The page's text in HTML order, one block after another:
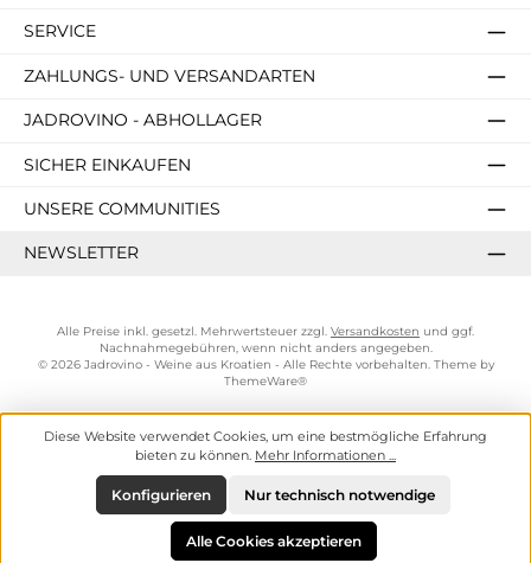
SERVICE
ZAHLUNGS- UND VERSANDARTEN
JADROVINO - ABHOLLAGER
SICHER EINKAUFEN
UNSERE COMMUNITIES
NEWSLETTER
Alle Preise inkl. gesetzl. Mehrwertsteuer zzgl. Versandkosten und ggf.
Nachnahmegebühren, wenn nicht anders angegeben.
© 2026 Jadrovino - Weine aus Kroatien - Alle Rechte vorbehalten. Theme by
ThemeWare®
Diese Website verwendet Cookies, um eine bestmögliche Erfahrung
bieten zu können. Mehr Informationen ...
Nur technisch notwendige
Konfigurieren
Alle Cookies akzeptieren